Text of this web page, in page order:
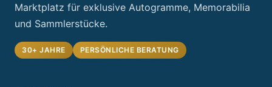
Marktplatz für exklusive Autogramme, Memorabilia
und Sammlerstücke.
30+ JAHRE PERSÖNLICHE BERATUNG